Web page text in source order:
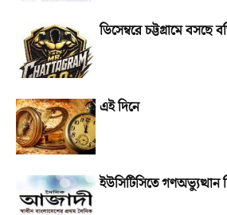
ডিসেম্বরে চট্টগ্রামে বসছে
এই দিনে
ইউসিটিসিতে